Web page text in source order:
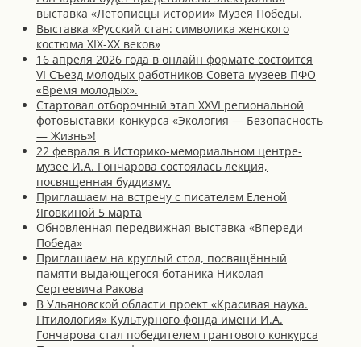
выставка «Летописцы истории» Музея Победы.
Выставка «Русский стан: символика женского
костюма XIX-XX веков»
16 апреля 2026 года в онлайн формате состоится
VI Съезд молодых работников Совета музеев ПФО
«Время молодых».
Стартовал отборочный этап XXVI региональной
фотовыставки-конкурса «Экология — Безопасность
— Жизнь»!
22 февраля в Историко-мемориальном центре-
музее И.А. Гончарова состоялась лекция,
посвященная буддизму.
Приглашаем на встречу с писателем Еленой
Яговкиной 5 марта
Обновленная передвижная выставка «Впереди-
Победа»
Приглашаем на круглый стол, посвящённый
памяти выдающегося ботаника Николая
Сергеевича Ракова
В Ульяновской области проект «Красивая наука.
Птилология» Культурного фонда имени И.А.
Гончарова стал победителем грантового конкурса